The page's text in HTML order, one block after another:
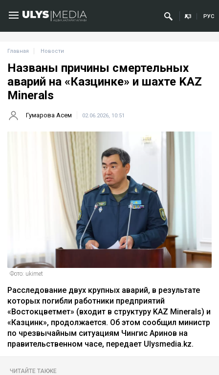
ҚАЗ РУС
Главная Новости
Названы причины смертельных
аварий на «Казцинке» и шахте KAZ
Minerals
Гумарова Асем 02.06.2026, 10:51
Фото: ukimet
Расследование двух крупных аварий, в результате
которых погибли работники предприятий
«Востокцветмет» (входит в структуру KAZ Minerals) и
«Казцинк», продолжается. Об этом сообщил министр
по чрезвычайным ситуациям Чингис Аринов на
правительственном часе, передает Ulysmedia.kz.
ЧИТАЙТЕ ТАКЖЕ